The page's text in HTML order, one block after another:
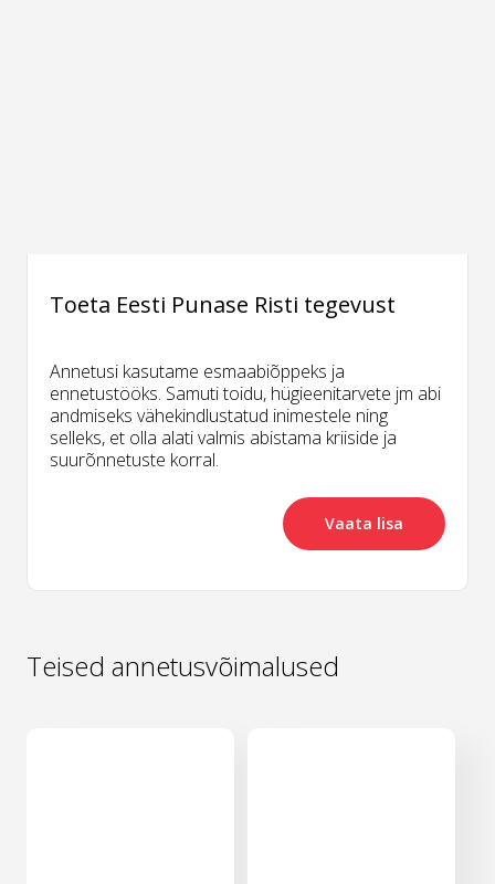
Toeta Eesti Punase Risti tegevust
Annetusi kasutame esmaabiõppeks ja
ennetustööks. Samuti toidu, hügieenitarvete jm abi
andmiseks vähekindlustatud inimestele ning
selleks, et olla alati valmis abistama kriiside ja
suurõnnetuste korral.
Vaata lisa
Teised annetusvõimalused